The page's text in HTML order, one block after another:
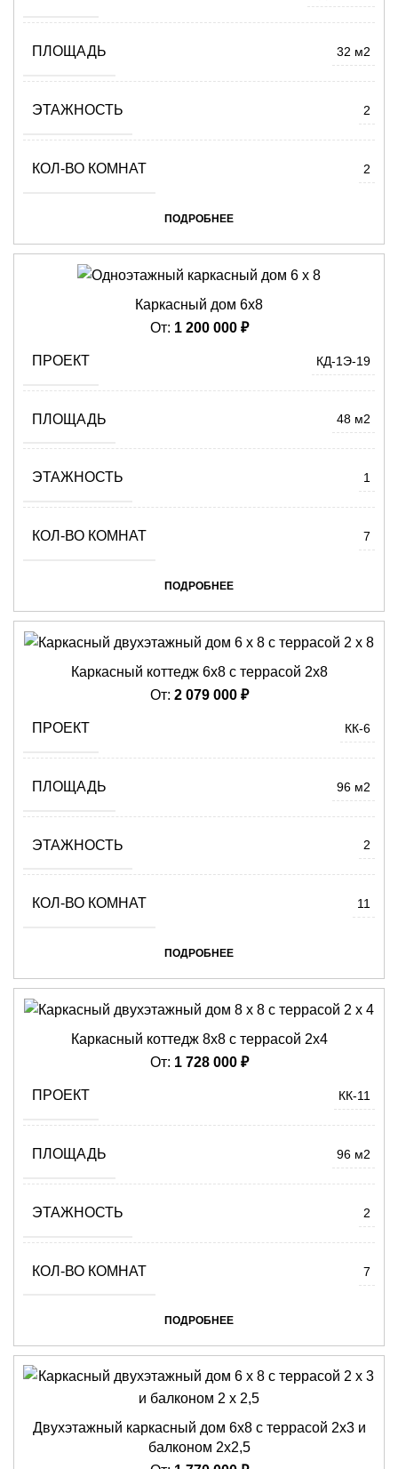
ПЛОЩАДЬ 32 м2
ЭТАЖНОСТЬ 2
КОЛ-ВО КОМНАТ 2
ПОДРОБНЕЕ
Каркасный дом 6х8
От: 1 200 000 ₽
ПРОЕКТ КД-1Э-19
ПЛОЩАДЬ 48 м2
ЭТАЖНОСТЬ 1
КОЛ-ВО КОМНАТ 7
ПОДРОБНЕЕ
Каркасный коттедж 6х8 с террасой 2х8
От: 2 079 000 ₽
ПРОЕКТ КК-6
ПЛОЩАДЬ 96 м2
ЭТАЖНОСТЬ 2
КОЛ-ВО КОМНАТ 11
ПОДРОБНЕЕ
Каркасный коттедж 8х8 с террасой 2х4
От: 1 728 000 ₽
ПРОЕКТ КК-11
ПЛОЩАДЬ 96 м2
ЭТАЖНОСТЬ 2
КОЛ-ВО КОМНАТ 7
ПОДРОБНЕЕ
Двухэтажный каркасный дом 6х8 с террасой 2х3 и
балконом 2х2,5